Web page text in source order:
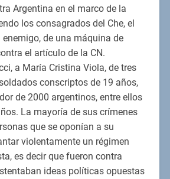
Argentina en el marco de la
los consagrados del Che, el
de una máquina de
el artículo de la CN.
a María Cristina Viola, de tres
conscriptos de 19 años,
de 2000 argentinos, entre ellos
La mayoría de sus crímenes
que se oponían a su
violentamente un régimen
es decir que fueron contra
ideas políticas opuestas